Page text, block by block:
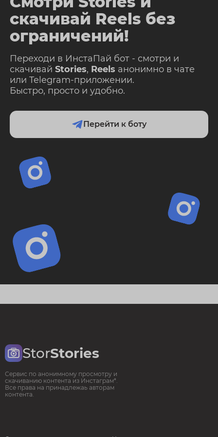
скачивай Reels без
ограничений!
Переходи в ИнстаПай бот - смотри и
скачивай Stories, Reels анонимно в чате
или Telegram-приложении.
Быстро, просто и удобно.
Перейти к боту
StorStories
Сервис по анонимному просмотру и
скачиванию контента из Инстаграм*.
Все права на принадлежаь авторам
контента.